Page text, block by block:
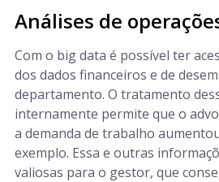
Análises de
Com o big data é possível ter
dos dados financeiros e de
departamento. O tratamento
internamente permite que o
a demanda de trabalho
exemplo. Essa e outras
valiosas para o gestor, que